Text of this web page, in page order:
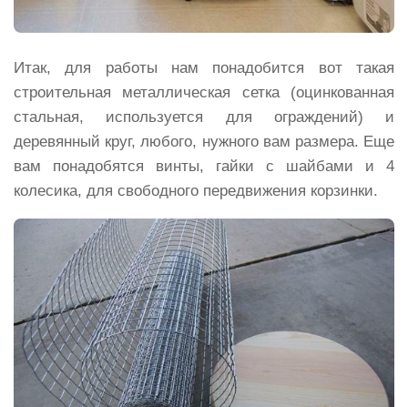
Итак, для работы нам понадобится вот такая
строительная металлическая сетка (оцинкованная
стальная, используется для ограждений) и
деревянный круг, любого, нужного вам размера. Еще
вам понадобятся винты, гайки с шайбами и 4
колесика, для свободного передвижения корзинки.